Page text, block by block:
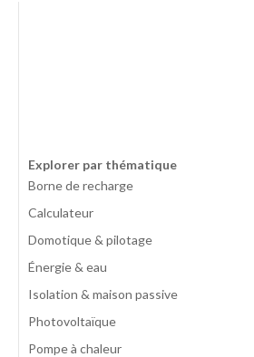
Explorer par thématique
Borne de recharge
Calculateur
Domotique & pilotage
Énergie & eau
Isolation & maison passive
Photovoltaïque
Pompe à chaleur